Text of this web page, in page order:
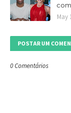
May
POSTAR UM
0 Comentários